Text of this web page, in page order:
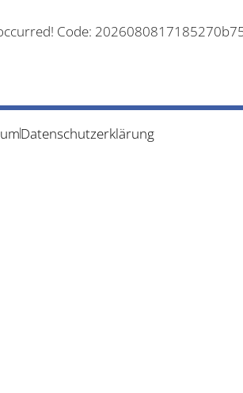
Code:
Datenschutzerklärung